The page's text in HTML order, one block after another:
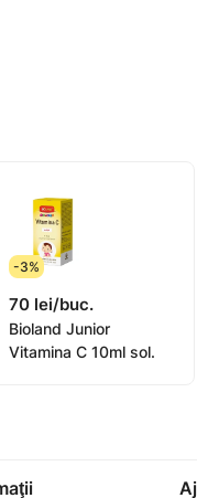
-3%
70 lei/buc.
Bioland Junior
Vitamina C 10ml sol.